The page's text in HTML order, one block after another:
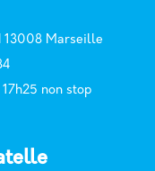
13008 Marseille
non stop